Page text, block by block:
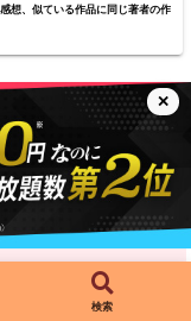
✕
想、似ている作品に同じ著者の作
検索